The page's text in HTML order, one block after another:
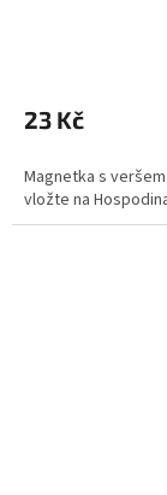
produktu
je
z
5
hvězdiček.
23 Kč
Magnetka s
vložte na